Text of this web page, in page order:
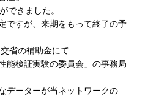
できました。
ですが、来期をもって終了の予
省の補助金にて
能検証実験の委員会」の事務局
データーが当ネットワークの